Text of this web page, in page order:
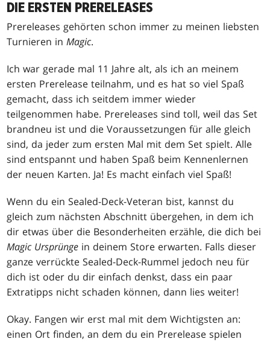
DIE ERSTEN PRERELEASES
Prereleases gehörten schon immer zu meinen liebsten
Turnieren inMagic.
Ich war gerade mal 11 Jahre alt, als ich an meinem
ersten Prerelease teilnahm, und es hat so viel Spaß
gemacht, dass ich seitdem immer wieder
teilgenommen habe. Prereleases sind toll, weil das Set
brandneu ist und die Voraussetzungen für alle gleich
sind, da jeder zum ersten Mal mit dem Set spielt. Alle
sind entspannt und haben Spaß beim Kennenlernen
der neuen Karten. Ja! Es macht einfach viel Spaß!
Wenn du ein Sealed-Deck-Veteran bist, kannst du
gleich zum nächsten Abschnitt übergehen, in dem ich
dir etwas über die Besonderheiten erzähle, die dich bei
Magic Ursprünge in deinem Store erwarten. Falls dieser
ganze verrückte Sealed-Deck-Rummel jedoch neu für
dich ist oder du dir einfach denkst, dass ein paar
Extratipps nicht schaden können, dann lies weiter!
Okay. Fangen wir erst mal mit dem Wichtigsten an:
einen Ort finden, an dem du ein Prerelease spielen